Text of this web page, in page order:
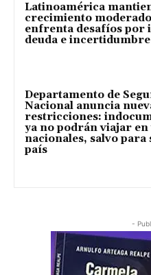
Latinoamérica
crecimiento
enfrenta desafíos por
deuda e
Departamento de
Nacional anuncia
restricciones:
ya no podrán viajar en
nacionales, salvo para
país
-